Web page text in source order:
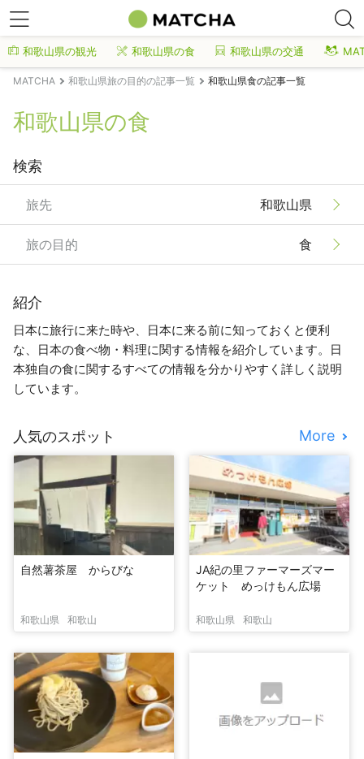
和歌山県の観光 和歌山県の食 和歌山県の交通
MATCHA 和歌山県旅の目的の記事一覧 和歌山県食の記事一覧
和歌山県の食
検索
旅先 和歌山県
旅の目的 食
紹介
日本に旅行に来た時や、日本に来る前に知っておくと便利
な、日本の食べ物・料理に関する情報を紹介しています。日
本独自の食に関するすべての情報を分かりやすく詳しく説明
しています。
人気のスポット More
自然薯茶屋 からびな
和歌山県 和歌山
JA紀の里ファーマーズマー
ケット めっけもん広場
和歌山県 和歌山